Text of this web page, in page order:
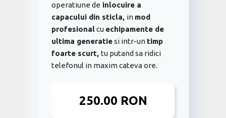
operatiune de inlocuire a
capacului din sticla, in mod
profesionalcu echipamente de
ultima generatiesi intr-un timp
foarte scurt, tu putand sa ridici
telefonul in maxim cateva ore.
250.00 RON